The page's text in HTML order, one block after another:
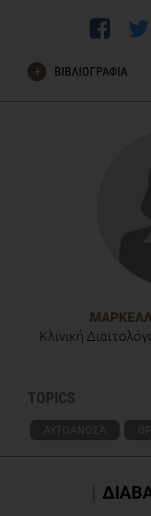
ΒΙΒΛΙΟΓΡΑΦΙΑ
Κλινική
TOPICS
ΑΥΤΟΑΝΟΣΑ